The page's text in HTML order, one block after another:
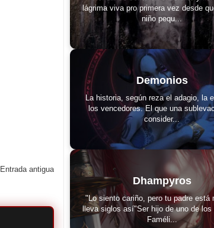
Entrada antigua
lágrima viva pro primera vez desde
niño pequ...
Demonios
La historia, según reza el adagio, la
los vencedores. El que una
consider...
Dhampyros
"Lo siento cariño, pero tu padre está
lleva siglos así"Ser hijo de uno de los
Faméli...